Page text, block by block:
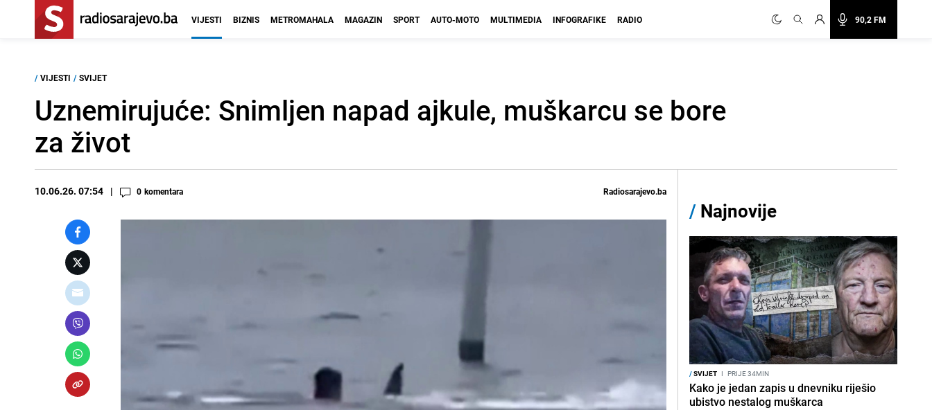
90,2 FM
VIJESTI BIZNIS METROMAHALA MAGAZIN SPORT AUTO-MOTO MULTIMEDIA INFOGRAFIKE RADIO
/ VIJESTI / SVIJET
Uznemirujuće: Snimljen napad ajkule, muškarcu se bore
za život
10.06.26. 07:54 0 komentara Radiosarajevo.ba
/ Najnovije
/SVIJET I PRIJE 34MIN
Kako je jedan zapis u dnevniku riješio
ubistvo nestalog muškarca